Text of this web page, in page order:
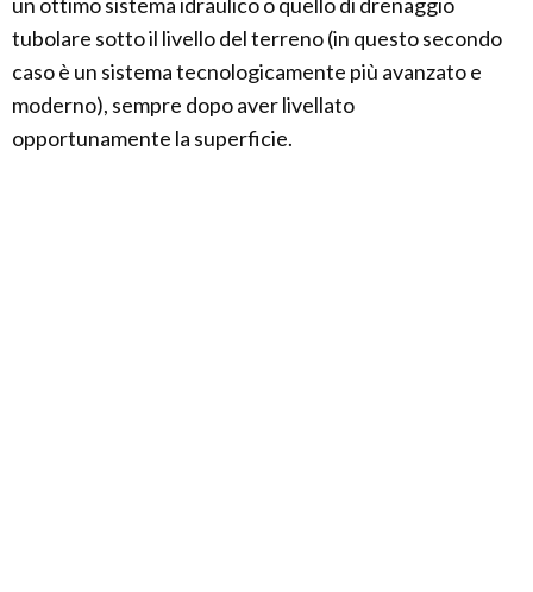
tubolare sotto il livello del terreno (in questo secondo
caso è un sistema tecnologicamente più avanzato e
moderno), sempre dopo aver livellato
opportunamente la superficie.